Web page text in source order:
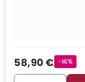
Verkaufspreis
58,90 € -16%